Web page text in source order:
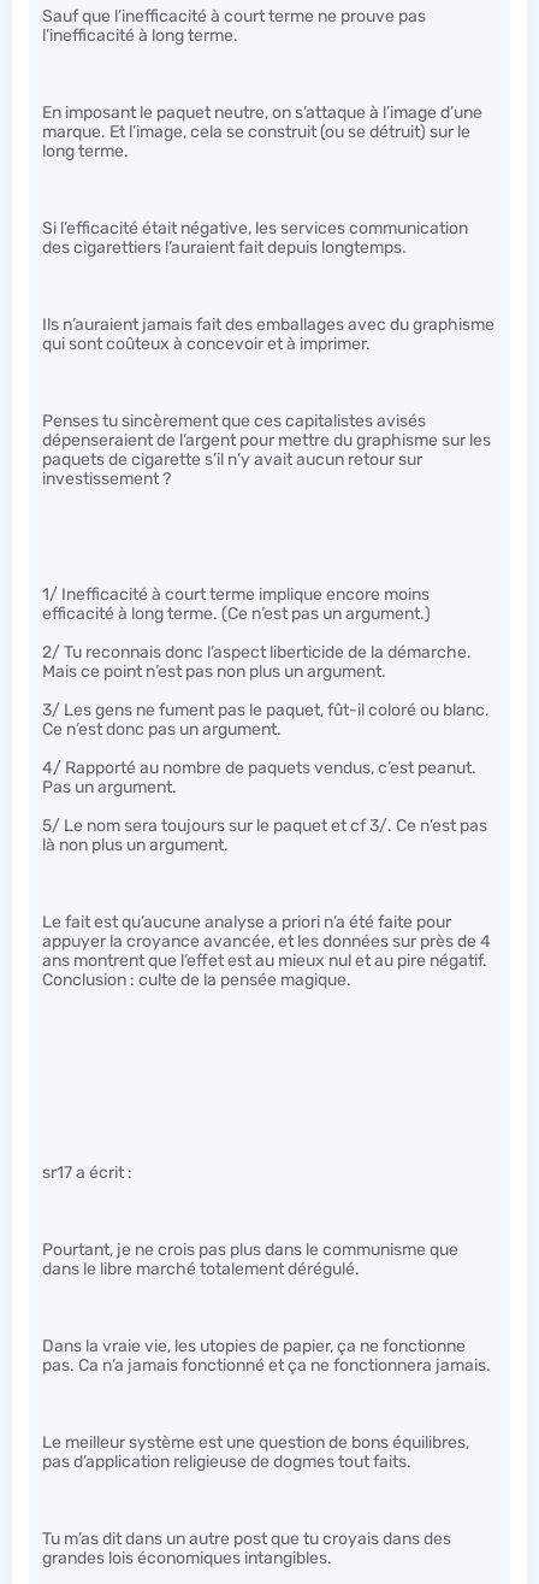
Sauf que l’inefficacité à court terme ne prouve pas
l’inefficacité à long terme.
En imposant le paquet neutre, on s’attaque à l’image d’une
marque. Et l’image, cela se construit (ou se détruit) sur le
long terme.
Si l’efficacité était négative, les services communication
des cigarettiers l’auraient fait depuis longtemps.
Ils n’auraient jamais fait des emballages avec du graphisme
qui sont coûteux à concevoir et à imprimer.
Penses tu sincèrement que ces capitalistes avisés
dépenseraient de l’argent pour mettre du graphisme sur les
paquets de cigarette s’il n’y avait aucun retour sur
investissement ?
1/ Inefficacité à court terme implique encore moins
efficacité à long terme. (Ce n’est pas un argument.)
2/ Tu reconnais donc l’aspect liberticide de la démarche.
Mais ce point n’est pas non plus un argument.
3/ Les gens ne fument pas le paquet, fût-il coloré ou blanc.
Ce n’est donc pas un argument.
4/ Rapporté au nombre de paquets vendus, c’est peanut.
Pas un argument.
5/ Le nom sera toujours sur le paquet et cf 3/. Ce n’est pas
là non plus un argument.
Le fait est qu’aucune analyse a priori n’a été faite pour
appuyer la croyance avancée, et les données sur près de 4
ans montrent que l’effet est au mieux nul et au pire négatif.
Conclusion : culte de la pensée magique.
sr17 a écrit :
Pourtant, je ne crois pas plus dans le communisme que
dans le libre marché totalement dérégulé.
Dans la vraie vie, les utopies de papier, ça ne fonctionne
pas. Ca n’a jamais fonctionné et ça ne fonctionnera jamais.
Le meilleur système est une question de bons équilibres,
pas d’application religieuse de dogmes tout faits.
Tu m’as dit dans un autre post que tu croyais dans des
grandes lois économiques intangibles.